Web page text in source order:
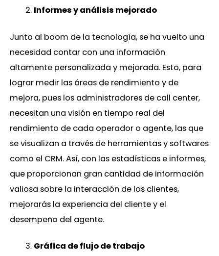
Informes y análisis mejorado
Junto al boom de la tecnología, se ha vuelto una
necesidad contar con una información
altamente personalizada y mejorada. Esto, para
lograr medir las áreas de rendimiento y de
mejora, pues los administradores de call center,
necesitan una visión en tiempo real del
rendimiento de cada operador o agente, las que
se visualizan a través de herramientas y softwares
como el CRM. Así, con las estadísticas e informes,
que proporcionan gran cantidad de información
valiosa sobre la interacción de los clientes,
mejorarás la experiencia del cliente y el
desempeño del agente.
Gráfica de flujo de trabajo